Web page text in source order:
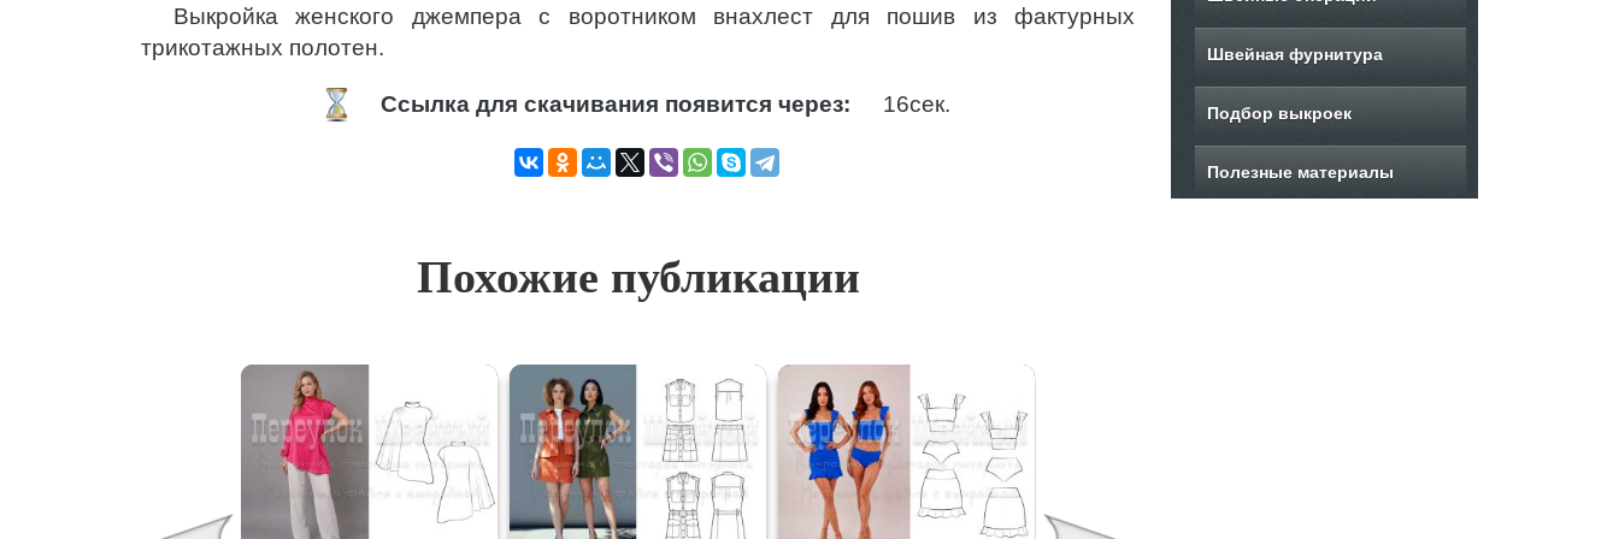
Выкройка женского джемпера с воротником внахлест для пошив из фактурных
трикотажных полотен.
Ссылка для скачивания появится через: 15сек.
Похожие публикации
Швейная фурнитура
Подбор выкроек
Полезные материалы